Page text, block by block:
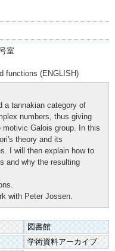
室
functions (ENGLISH)
a tannakian category of
numbers, thus giving
Galois group. In this
theory and its
I will then explain how to
and why the resulting
with Peter Jossen.
図書館
学術資料アーカイブ